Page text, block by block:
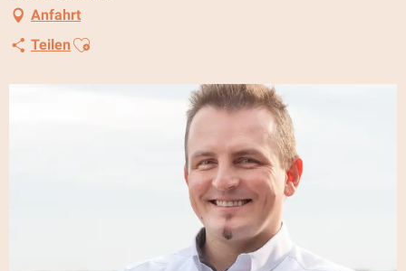
Anfahrt
Teilen Ajouter aux favoris